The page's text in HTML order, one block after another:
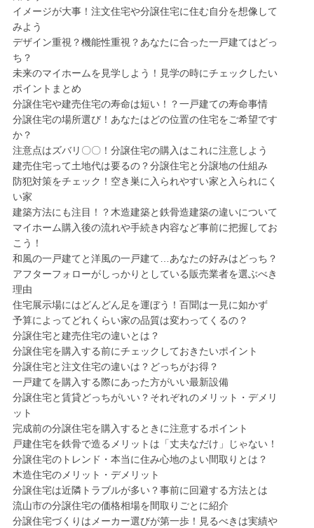
イメージが大事！注文住宅や分譲住宅に住む自分を想像して
みよう
デザイン重視？機能性重視？あなたに合った一戸建てはどっ
ち？
未来のマイホームを見学しよう！見学の時にチェックしたい
ポイントまとめ
分譲住宅や建売住宅の寿命は短い！？一戸建ての寿命事情
分譲住宅の場所選び！あなたはどの位置の住宅をご希望です
か？
注意点はズバリ〇〇！分譲住宅の購入はこれに注意しよう
建売住宅って土地代は要るの？分譲住宅と分譲地の仕組み
防犯対策をチェック！空き巣に入られやすい家と入られにく
い家
建築方法にも注目！？木造建築と鉄骨造建築の違いについて
マイホーム購入後の流れや手続き内容など事前に把握してお
こう！
和風の一戸建てと洋風の一戸建て…あなたの好みはどっち？
アフターフォローがしっかりとしている販売業者を選ぶべき
理由
住宅展示場にはどんどん足を運ぼう！百聞は一見に如かず
予算によってどれくらい家の品質は変わってくるの？
分譲住宅と建売住宅の違いとは？
分譲住宅を購入する前にチェックしておきたいポイント
分譲住宅と注文住宅の違いは？どっちがお得？
一戸建てを購入する際にあった方がいい最新設備
分譲住宅と賃貸どっちがいい？それぞれのメリット・デメリ
ット
完成前の分譲住宅を購入するときに注意するポイント
戸建住宅を鉄骨で造るメリットは「丈夫なだけ」じゃない！
分譲住宅のトレンド・本当に住み心地のよい間取りとは？
木造住宅のメリット・デメリット
分譲住宅は近隣トラブルが多い？事前に回避する方法とは
流山市の分譲住宅の価格相場を間取りごとに紹介
分譲住宅づくりはメーカー選びが第一歩！見るべきは実績や